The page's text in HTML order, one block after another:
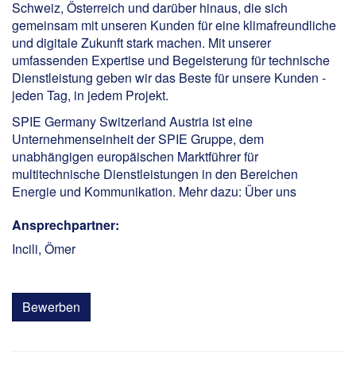
Schweiz, Österreich und darüber hinaus, die sich
gemeinsam mit unseren Kunden für eine klimafreundliche
und digitale Zukunft stark machen. Mit unserer
umfassenden Expertise und Begeisterung für technische
Dienstleistung geben wir das Beste für unsere Kunden -
jeden Tag, in jedem Projekt.
SPIE Germany Switzerland Austria ist eine
Unternehmenseinheit der SPIE Gruppe, dem
unabhängigen europäischen Marktführer für
multitechnische Dienstleistungen in den Bereichen
Energie und Kommunikation. Mehr dazu: Über uns
Ansprechpartner:
Incili, Ömer
Bewerben